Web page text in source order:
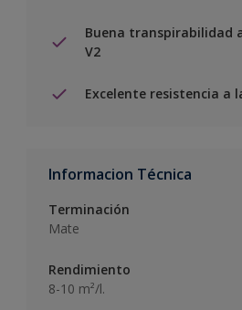
Buena transpirabilidad
V2
Excelente resistencia a
Informacion Técnica
Terminación
Mate
Rendimiento
8-10 m²/l.